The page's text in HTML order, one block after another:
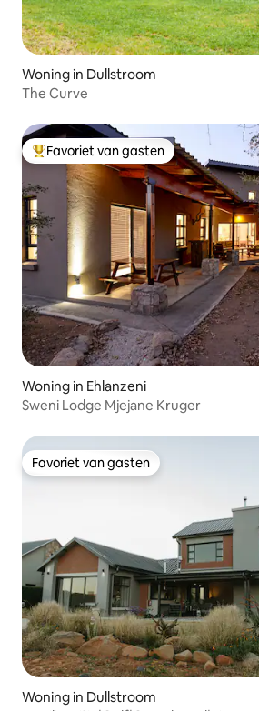
Woning in Dullstroom
The Curve
Topfavoriet van gasten
Favoriet van gasten
Woning in Ehlanzeni
Sweni Lodge Mjejane Kruger
Favoriet van gasten
Favoriet van gasten
Woning in Dullstroom